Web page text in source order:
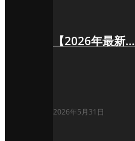
【2026年最新…
2026年5月31日